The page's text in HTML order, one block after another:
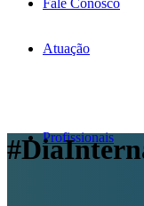
Atuação
Profissionais
Fale Conosco